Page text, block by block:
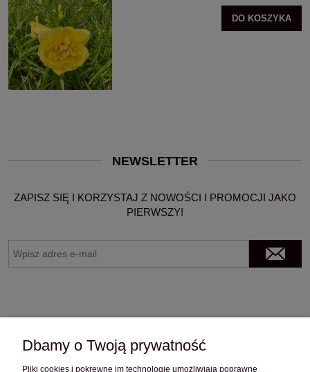
DO KOSZYKA
NEWSLETTER
ZAPISZ SIĘ I KORZYSTAJ Z NOWOŚCI I PROMOCJI JAKO
PIERWSZY!
Dbamy o Twoją prywatność
Pliki cookies i pokrewne im technologie umożliwiają poprawne